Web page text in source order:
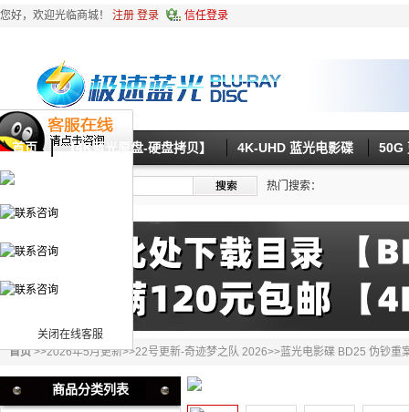
关闭在线客服
您好，欢迎光临商城！ 注册 登录 信任登录
首页 【4K蓝光原盘-硬盘拷贝】 4K-UHD 蓝光电影碟 50G
热门搜索：
首页>>2026年5月更新>>22号更新-奇迹梦之队 2026>>蓝光电影碟 BD25 伪钞重
商品分类列表